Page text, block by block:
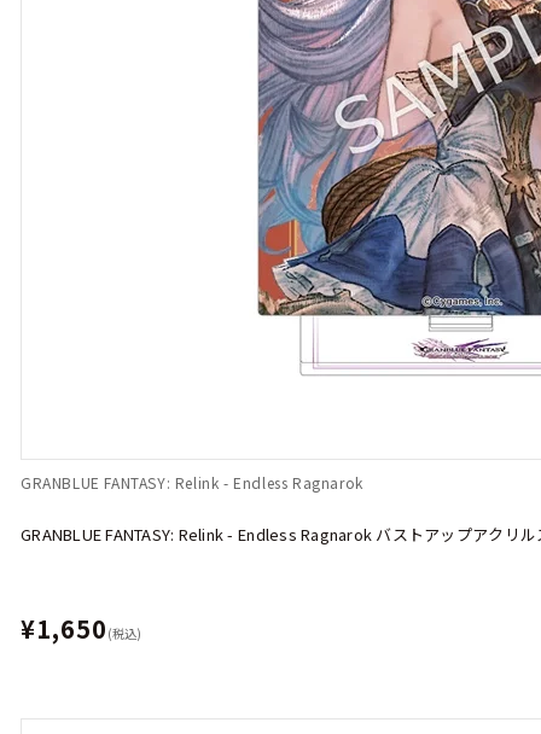
GRANBLUE FANTASY: Relink - Endless Ragnarok
GRANBLUE FANTASY: Relink - Endless Ragnarok バストアップアクリ
¥1,650 (税込)